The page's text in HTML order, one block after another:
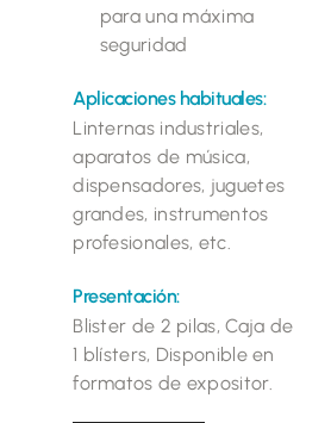
para una máxima
seguridad
Aplicaciones habituales:
Linternas industriales,
aparatos de música,
dispensadores, juguetes
grandes, instrumentos
profesionales, etc.
Presentación:
Blister de 2 pilas, Caja de
1 blísters, Disponible en
formatos de expositor.